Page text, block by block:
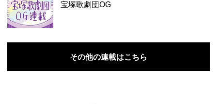
宝塚歌劇団OG
その他の連載はこちら